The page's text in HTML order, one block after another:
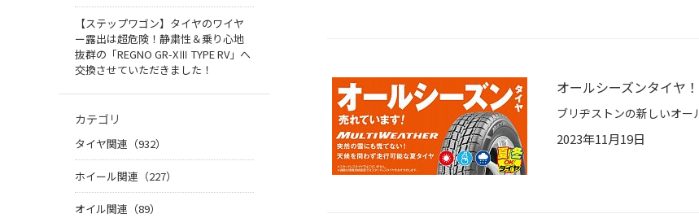
オールシーズンタイヤ
2023年11月19日
【ステップワゴン】タイヤのワイヤ
ー露出は超危険！静粛性＆乗り心地
抜群の「REGNO GR-XⅢ TYPE RV」へ
交換させていただきました！
カテゴリ
タイヤ関連（932）
ホイール関連（227）
オイル関連（89）